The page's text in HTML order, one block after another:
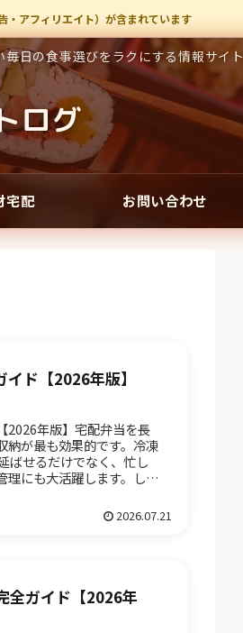
・アフィリエイト）が含まれています
日の食事選びをラクにする情報サイト
ログ
宅配 お問い合わせ
ド【2026年版】
2026年版】宅配弁当を長
納が最も効果的です。冷凍
ばせるだけでなく、忙し
理にも大活躍します。しか
2026.07.21
全ガイド【2026年